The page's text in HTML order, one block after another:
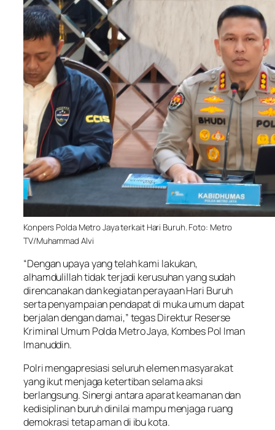
Konpers Polda Metro Jaya terkait Hari Buruh. Foto: Metro
TV/Muhammad Alvi
“Dengan upaya yang telah kami lakukan,
alhamdulillah tidak terjadi kerusuhan yang sudah
direncanakan dan kegiatan perayaan Hari Buruh
serta penyampaian pendapat di muka umum dapat
berjalan dengan damai,” tegas Direktur Reserse
Kriminal Umum Polda Metro Jaya, Kombes Pol Iman
Imanuddin.
Polri mengapresiasi seluruh elemen masyarakat
yang ikut menjaga ketertiban selama aksi
berlangsung. Sinergi antara aparat keamanan dan
kedisiplinan buruh dinilai mampu menjaga ruang
demokrasi tetap aman di ibu kota.